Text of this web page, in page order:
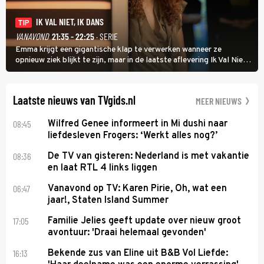
TIP
IK VAL NIET, IK DANS
VANAVOND 21:35 - 22:25· SERIE
Emma krijgt een gigantische klap te verwerken wanneer ze
opnieuw ziek blijkt te zijn, maar in de laatste aflevering Ik Val Niet,
Ik Dans laat ze zien dat ze niet van plan is op te geven, zelfs als ze
Laatste nieuws van TVgids.nl MEER NIEUWS
08:45
Wilfred Genee informeert in Mi dushi naar
liefdesleven Frogers: ‘Werkt alles nog?’
08:36
De TV van gisteren: Nederland is met vakantie
en laat RTL 4 links liggen
06:47
Vanavond op TV: Karen Pirie, Oh, wat een
jaar!, Staten Island Summer
17:05
Familie Jelies geeft update over nieuw groot
avontuur: 'Draai helemaal gevonden'
16:13
Bekende zus van Eline uit B&B Vol Liefde: